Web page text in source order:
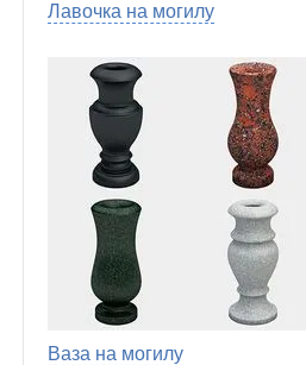
Лавочка на могилу
Ваза на могилу